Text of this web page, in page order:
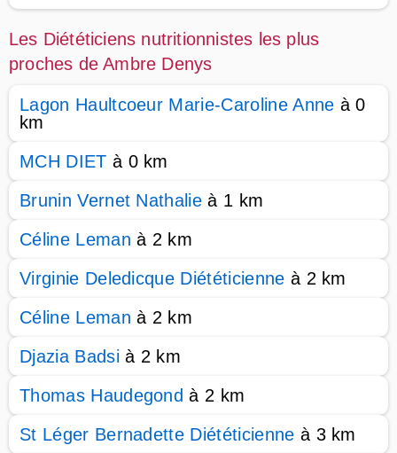
Les Diététiciens nutritionnistes les plus
proches de Ambre Denys
Lagon Haultcoeur Marie-Caroline Anne à 0
km
MCH DIET à 0 km
Brunin Vernet Nathalie à 1 km
Céline Leman à 2 km
Virginie Deledicque Diététicienne à 2 km
Céline Leman à 2 km
Djazia Badsià 2 km
Thomas Haudegond à 2 km
St Léger Bernadette Diététicienne à 3 km